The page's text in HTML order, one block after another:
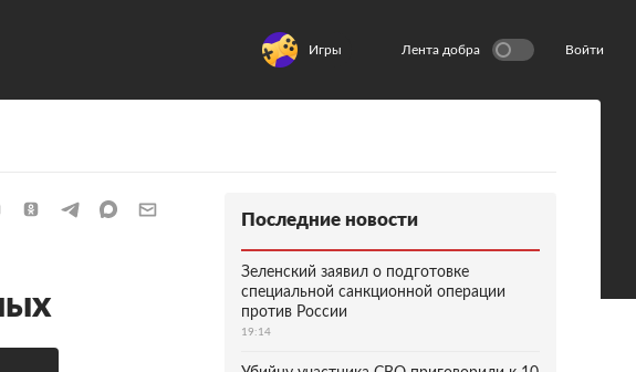
Игры Лента добра Войти
Последние новости
Зеленский заявил о подготовке
специальной санкционной операции
против России
19:14